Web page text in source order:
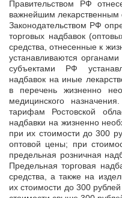
Правительством РФ
важнейшим лекарственным
Законодательством РФ
торговых надбавок
средства, отнесенные к
устанавливаются
субъектами РФ
надбавок на иные
в перечень жизненно
медицинского
тарифам Ростовской
надбавки на жизненно
при их стоимости до 300
оптовой цены; при
предельная розничная
Предельная торговая
средства, а также на
их стоимости до 300